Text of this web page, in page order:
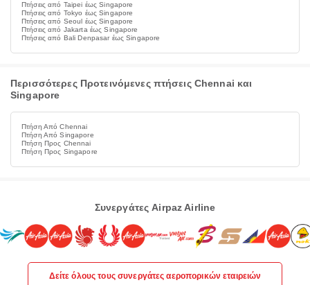
Πτήσεις από Taipei έως Singapore
Πτήσεις από Tokyo έως Singapore
Πτήσεις από Seoul έως Singapore
Πτήσεις από Jakarta έως Singapore
Πτήσεις από Bali Denpasar έως Singapore
Περισσότερες Προτεινόμενες πτήσεις Chennai και
Singapore
Πτήση Από Chennai
Πτήση Από Singapore
Πτήση Προς Chennai
Πτήση Προς Singapore
Συνεργάτες Airpaz Airline
Δείτε όλους τους συνεργάτες αεροπορικών εταιρειών